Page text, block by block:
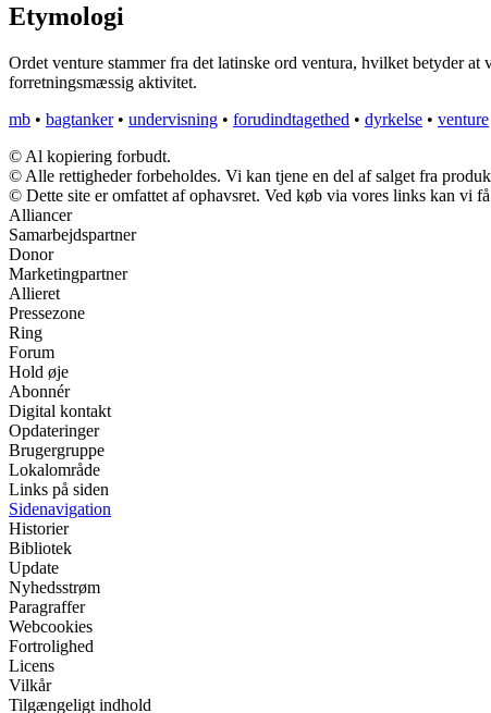
Etymologi
Ordet venture stammer fra det latinske ord ventura, hvilket betyder
forretningsmæssig aktivitet.
mb • bagtanker• undervisning • forudindtagethed • dyrkelse • venture
© Al kopiering forbudt.
© Alle rettigheder forbeholdes. Vi kan tjene en del af salget fra
© Dette site er omfattet af ophavsret. Ved køb via vores links kan vi
Alliancer
Samarbejdspartner
Donor
Marketingpartner
Allieret
Pressezone
Ring
Forum
Hold øje
Abonnér
Digital kontakt
Opdateringer
Brugergruppe
Lokalområde
Links på siden
Sidenavigation
Historier
Bibliotek
Update
Nyhedsstrøm
Paragraffer
Webcookies
Fortrolighed
Licens
Vilkår
Tilgængeligt indhold